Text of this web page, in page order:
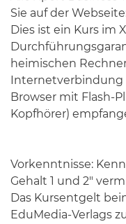
Sie auf der
Dies ist ein Kurs im
heimischen
Internetverbindung
Browser mit Flash-
Kopfhörer)
Vorkenntnisse:
Gehalt 1 und 2"
Das Kursentgelt
EduMedia-Verlags